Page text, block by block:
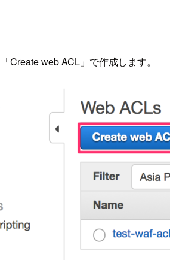
Create web ACL」で作成します。